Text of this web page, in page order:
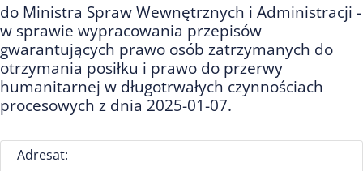
do Ministra Spraw Wewnętrznych i Administracji -
w sprawie wypracowania przepisów
gwarantujących prawo osób zatrzymanych do
otrzymania posiłku i prawo do przerwy
humanitarnej w długotrwałych czynnościach
procesowych z dnia 2025-01-07.
Adresat: